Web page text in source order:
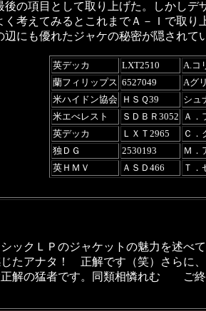
の項目として取り上げた。
しかしデ
く考えてみるとこれまでＡ－Ｉ で取り
辺にも優れたジャケの秘密が隠されて
英デッカ LXT2510
A.コ
蘭フィリップス 6527049
Aグ
米ハイドン協会 ＨＳＱ39
シュ
米エべレスト
ＳＤＢＲ3052
Ａ．
英デッカ
ＬＸＴ2965
Ｃ．
独ＤＧ
2530193
Ｍ．
英ＨＭＶ
ＡＳＤ466 Ｔ．
ックＬＰのジャケットの魅力を述べ
たアナタ！ 正解です（笑）さらに
解の猛者です。
同類相憐れむ ご終